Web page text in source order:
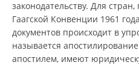
законодательству. Для
Гаагской Конвенции 1961
документов происходит в
называется
апостилем, имеют